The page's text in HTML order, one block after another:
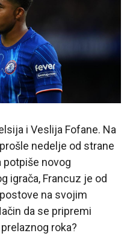
i Veslija Fofane. Na
nedelje od strane
potpiše novog
igrača, Francuz je od
na svojim
da se pripremi
roka?